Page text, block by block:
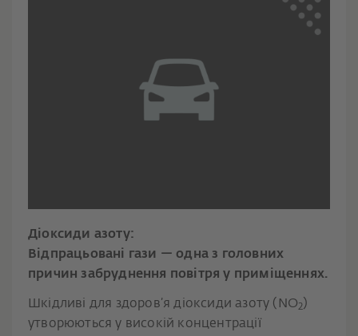
Діоксиди азоту:
Відпрацьовані гази — одна з головних
причин забруднення повітря у приміщеннях.
Шкідливі для здоров’я діоксиди азоту (NO2)
утворюються у високій концентрації